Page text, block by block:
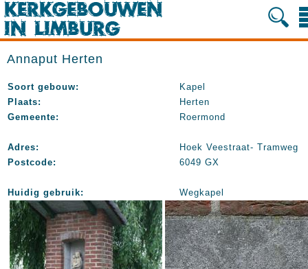
Annaput Herten
Soort gebouw:
Kapel
Plaats:
Herten
Gemeente:
Roermond
Adres:
Hoek Veestraat- Tramweg
Postcode:
6049 GX
Huidig gebruik: Wegkapel